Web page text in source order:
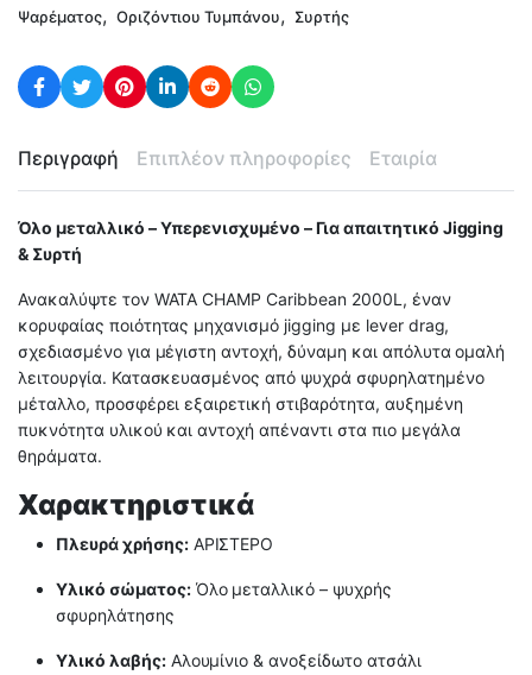
Ψαρέματος, Οριζόντιου Τυμπάνου, Συρτής
Περιγραφή Επιπλέον πληροφορίες Εταιρία
Όλο μεταλλικό – Υπερενισχυμένο – Για απαιτητικό Jigging
& Συρτή
Ανακαλύψτε τον WATA CHAMP Caribbean 2000L, έναν
κορυφαίας ποιότητας μηχανισμό jigging με lever drag,
σχεδιασμένο για μέγιστη αντοχή, δύναμη και απόλυτα ομαλή
λειτουργία. Κατασκευασμένος από ψυχρά σφυρηλατημένο
μέταλλο, προσφέρει εξαιρετική στιβαρότητα, αυξημένη
πυκνότητα υλικού και αντοχή απέναντι στα πιο μεγάλα
θηράματα.
Χαρακτηριστικά
Πλευρά χρήσης:ΑΡΙΣΤΕΡΟ
Υλικό σώματος:Όλο μεταλλικό – ψυχρής
σφυρηλάτησης
Υλικό λαβής:Αλουμίνιο & ανοξείδωτο ατσάλι